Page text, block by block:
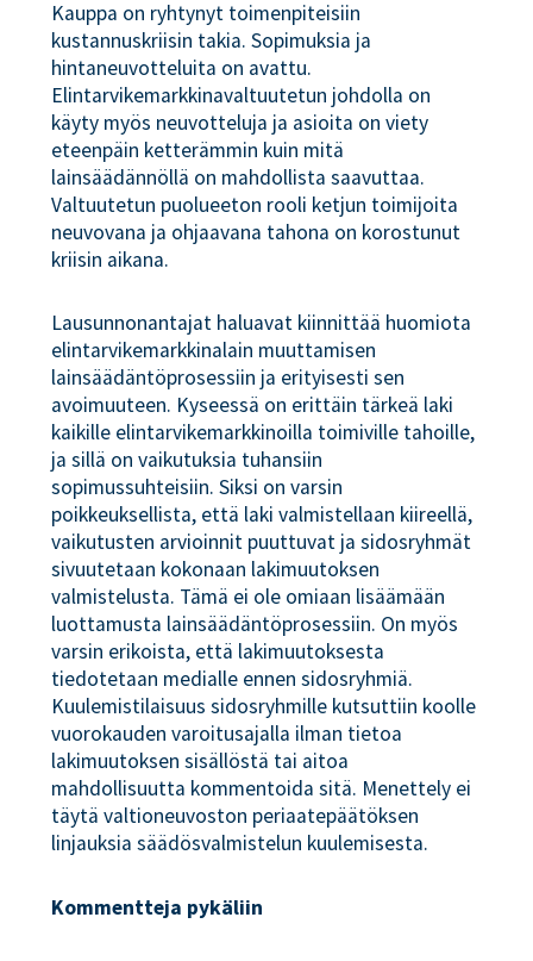
Kauppa on ryhtynyt toimenpiteisiin
kustannuskriisin takia. Sopimuksia ja
hintaneuvotteluita on avattu.
Elintarvikemarkkinavaltuutetun johdolla on
käyty myös neuvotteluja ja asioita on viety
eteenpäin ketterämmin kuin mitä
lainsäädännöllä on mahdollista saavuttaa.
Valtuutetun puolueeton rooli ketjun toimijoita
neuvovana ja ohjaavana tahona on korostunut
kriisin aikana.
Lausunnonantajat haluavat kiinnittää huomiota
elintarvikemarkkinalain muuttamisen
lainsäädäntöprosessiin ja erityisesti sen
avoimuuteen. Kyseessä on erittäin tärkeä laki
kaikille elintarvikemarkkinoilla toimiville tahoille,
ja sillä on vaikutuksia tuhansiin
sopimussuhteisiin. Siksi on varsin
poikkeuksellista, että laki valmistellaan kiireellä,
vaikutusten arvioinnit puuttuvat ja sidosryhmät
sivuutetaan kokonaan lakimuutoksen
valmistelusta. Tämä ei ole omiaan lisäämään
luottamusta lainsäädäntöprosessiin. On myös
varsin erikoista, että lakimuutoksesta
tiedotetaan medialle ennen sidosryhmiä.
Kuulemistilaisuus sidosryhmille kutsuttiin koolle
vuorokauden varoitusajalla ilman tietoa
lakimuutoksen sisällöstä tai aitoa
mahdollisuutta kommentoida sitä. Menettely ei
täytä valtioneuvoston periaatepäätöksen
linjauksia säädösvalmistelun kuulemisesta.
Kommentteja pykäliin